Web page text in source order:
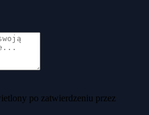
po zatwierdzeniu przez